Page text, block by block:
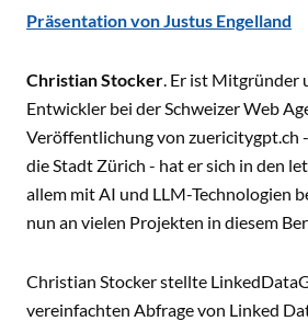
Präsentation von Justus Engelland
Christian Stocker. Er ist Mitgründer
Entwickler bei der Schweizer Web
Veröffentlichung von zuericitygpt.ch
die Stadt Zürich - hat er sich in den
allem mit AI und LLM-Technologien
nun an vielen Projekten in diesem
Christian Stocker stellte
vereinfachten Abfrage von Linked